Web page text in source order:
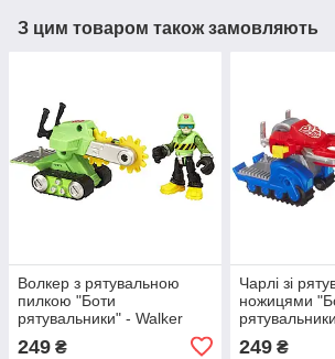
З цим товаром також замовляють
Волкер з рятувальною
пилкою "Боти
рятувальники" - Walker
Bots, Hasbro
249 ₴
Чарлі зі
ножицями
249₴